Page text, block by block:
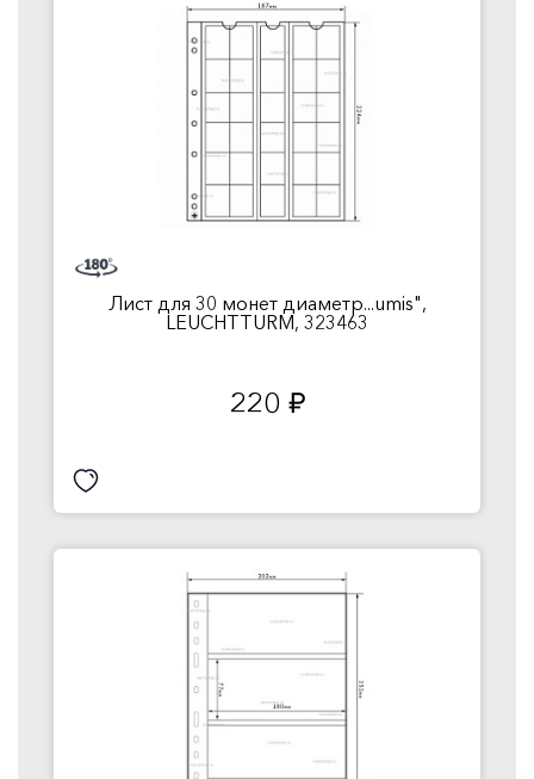
Лист для 30 монет диаметр...umis",
LEUCHTTURM, 323463
220 руб.